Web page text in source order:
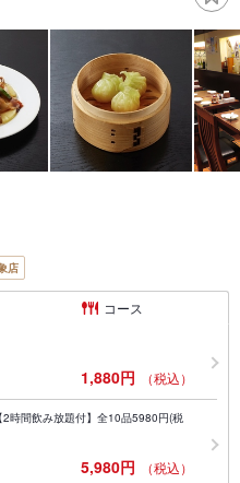
店
コース
1,880円 （税込）
時間飲み放題付】全10品5980円(税
5,980円 （税込）